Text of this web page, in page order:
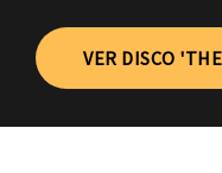
VER DISCO